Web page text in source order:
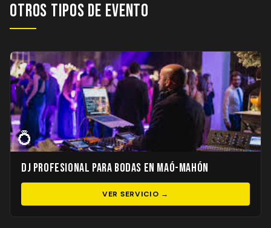
Otros Tipos de Evento
💍
DJ Profesional para Bodas en Maó-Mahón
VER SERVICIO →